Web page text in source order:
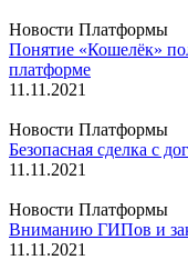
Новости Платформы
Понятие «Кошелёк»
платформе
11.11.2021
Новости Платформы
Безопасная сделка с
11.11.2021
Новости Платформы
Вниманию ГИПов и
11.11.2021